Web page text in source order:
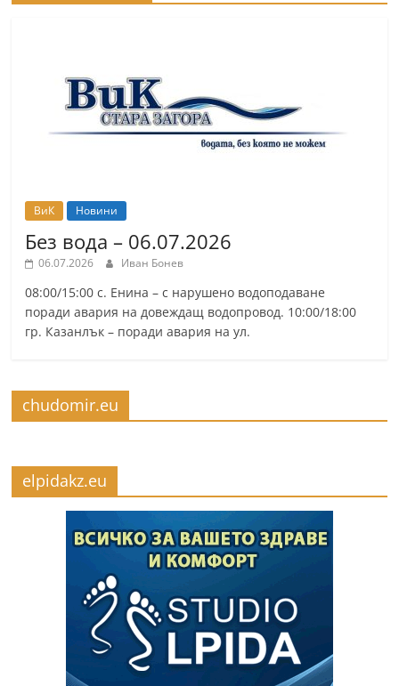
ВиК Новини
Без вода – 06.07.2026
06.07.2026 Иван Бонев
08:00/15:00 с. Енина – с нарушено водоподаване
поради авария на довеждащ водопровод. 10:00/18:00
гр. Казанлък – поради авария на ул.
chudomir.eu
elpidakz.eu